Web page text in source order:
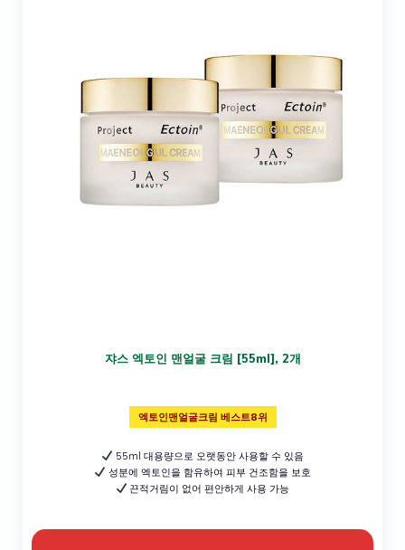
쟈스 엑토인 맨얼굴 크림 [55ml], 2개
엑토인맨얼굴크림 베스트8위
55ml 대용량으로 오랫동안 사용할 수 있음
성분에 엑토인을 함유하여 피부 건조함을 보호
끈적거림이 없어 편안하게 사용 가능